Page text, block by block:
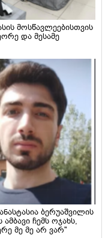
მოსწავლეებისთვის
და მესამე
ბერუაშვილის
ჩემს ოჯახს,
მე მე არ ვარ"